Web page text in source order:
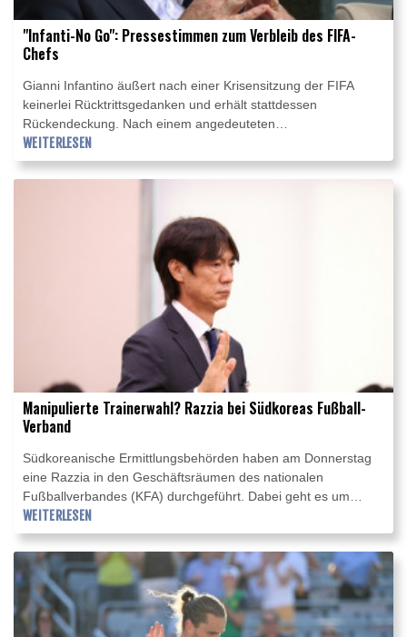
"Infanti-No Go": Pressestimmen zum Verbleib des FIFA-
Chefs
Gianni Infantino äußert nach einer Krisensitzung der FIFA
keinerlei Rücktrittsgedanken und erhält stattdessen
Rückendeckung. Nach einem angedeuteten
Fehlereingeständnis holt der Präsident des Fußball-
Weltverbandes zum Gegenangriff auf seine Kritiker aus. Die
internationalen Pressestimmen im Überblick.
WEITERLESEN
Manipulierte Trainerwahl? Razzia bei Südkoreas Fußball-
Verband
Südkoreanische Ermittlungsbehörden haben am Donnerstag
eine Razzia in den Geschäftsräumen des nationalen
Fußballverbandes (KFA) durchgeführt. Dabei geht es um
mögliche Manipulationen rund um die Ernennung des
ehemaligen Nationaltrainers Hong Myung-bo, der mit dem
Team bei der Weltmeisterschaft 2026 in der Vorrunde
gescheitert war.
WEITERLESEN